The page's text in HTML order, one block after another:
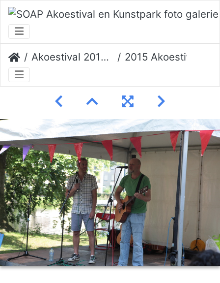
Akoestival 2015 Erik Veerman 2015 Akoestival 031